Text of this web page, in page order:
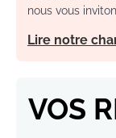
nous vous
Lire notre
VOS